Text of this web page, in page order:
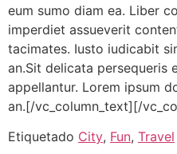
eum sumo diam ea. Liber
imperdiet assueverit
tacimates. Iusto iudicabit
an.Sit delicata persequeris
appellantur. Lorem ipsum
an.[/vc_column_text][/
Etiquetado City, Fun, Travel